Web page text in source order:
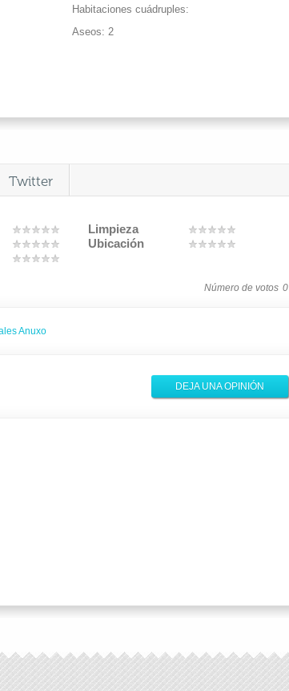
Habitaciones cuádruples
Aseos
2
Twitter
Limpieza
Ubicación
Número de votos 0
Anuxo
DEJA UNA OPINIÓN